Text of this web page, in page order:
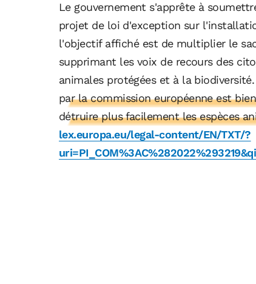
Le gouvernement s'apprête à
projet de loi d'exception sur
l'objectif affiché est de multiplier le
supprimant les voix de recours des
animales protégées et à la biodiversité.
par la commission européenne est
détruire plus facilement les espèces
lex.europa.eu/legal-content/EN/TXT/?